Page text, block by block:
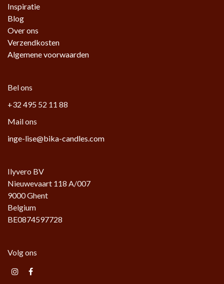
Inspiratie
Blog
Over ons
Verzendkosten
Algemene voorwaarden
Bel ons
+32 495 52 11 88
Mail ons
inge-lise@bika-candles.com
Ilyvero BV
Nieuwevaart 118 A/007
9000 Ghent
Belgium
BE0874597728
Volg ons